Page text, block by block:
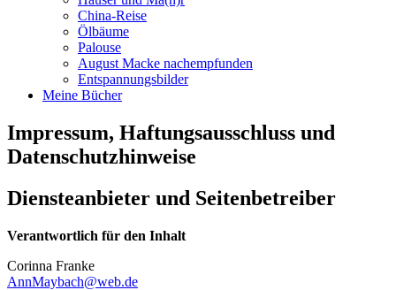
China-Reise
Ölbäume
Palouse
August Macke nachempfunden
Entspannungsbilder
Meine Bücher
Impressum, Haftungsausschluss und
Datenschutzhinweise
Diensteanbieter und Seitenbetreiber
Verantwortlich für den Inhalt
Corinna Franke
AnnMaybach@web.de